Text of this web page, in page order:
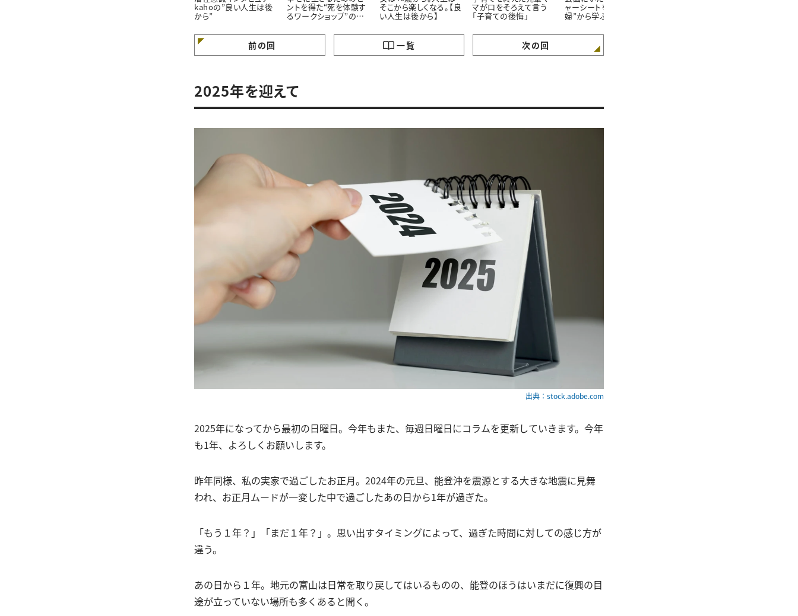
kahoの”良い人生は後
から”
ントを得た“死を体験す
るワークショップ”の話
そこから楽しくなる。【良
い人生は後から】
マが口をそろえて言う
「子育ての後悔」
ャーシートを畳む夫
婦”から学ぶ「夫婦関係
前の回 一覧 次の回
2025年を迎えて
出典：stock.adobe.com
2025年になってから最初の日曜日。今年もまた、毎週日曜日にコラムを更新していきます。今年
も1年、よろしくお願いします。
昨年同様、私の実家で過ごしたお正月。2024年の元旦、能登沖を震源とする大きな地震に見舞
われ、お正月ムードが一変した中で過ごしたあの日から1年が過ぎた。
「もう１年？」「まだ１年？」。思い出すタイミングによって、過ぎた時間に対しての感じ方が
違う。
あの日から１年。地元の富山は日常を取り戻してはいるものの、能登のほうはいまだに復興の目
途が立っていない場所も多くあると聞く。